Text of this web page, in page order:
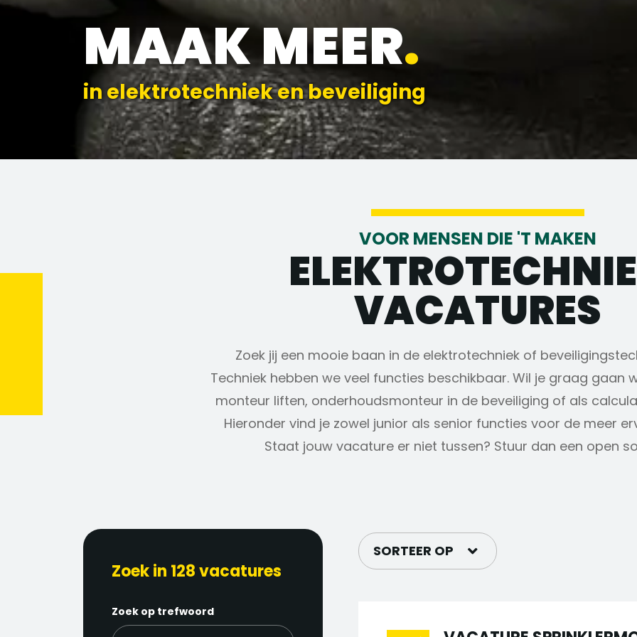
MAAK MEER.
in elektrotechniek en beveiliging
VOOR MENSEN DIE 'T MAKEN
VACATURES
Zoek jij een mooie baan in de elektrotechniek of
Techniek hebben we veel functies beschikbaar. Wil je graag gaan
monteur liften, onderhoudsmonteur in de beveiliging of als
Hieronder vind je zowel junior als senior functies voor de meer
Staat jouw vacature er niet tussen? Stuur dan een open
Zoek in 128 vacatures
Zoek op trefwoord
SORTEER OP